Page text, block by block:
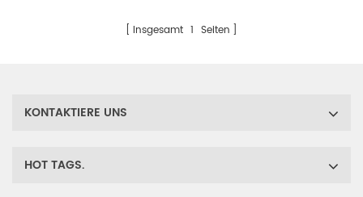
werden .
Insgesamt 1 Seiten
KONTAKTIERE UNS
HOT TAGS.